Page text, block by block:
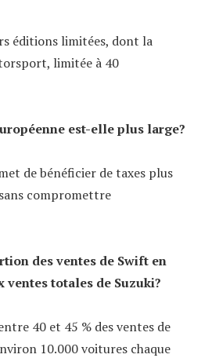
éditions limitées, dont la
limitée à 40
est-elle plus large?
de bénéficier de taxes plus
compromettre
des ventes de Swift en
ventes totales de Suzuki?
40 et 45 % des ventes de
10.000 voitures chaque